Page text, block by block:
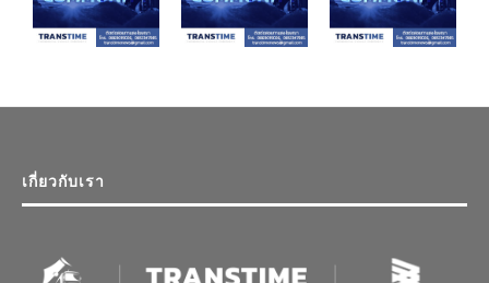
เกี่ยวกับเรา